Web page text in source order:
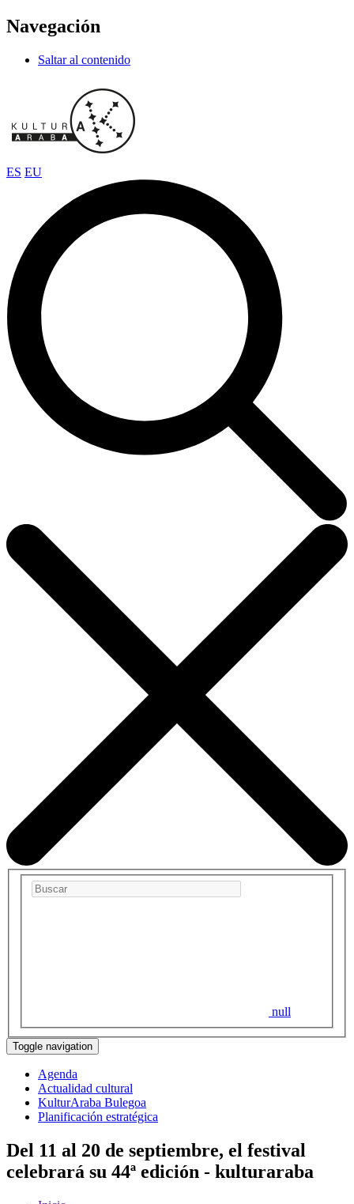
Navegación
Saltar al contenido
ES EU
null
Toggle navigation
Agenda
Actualidad cultural
KulturAraba Bulegoa
Planificación estratégica
Del 11 al 20 de septiembre, el festival
celebrará su 44ª edición - kulturaraba